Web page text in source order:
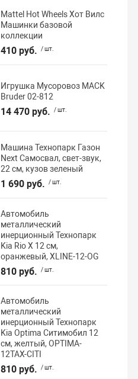
Mattel Hot Wheels Хот Вилс
Машинки базовой
коллекции
410 руб. / шт.
Игрушка Мусоровоз MACK
Bruder 02-812
14 470 руб. / шт.
Машина Технопарк Газон
Next Самосвал, свет-звук,
22 см, кузов зеленый
1 690 руб. / шт.
Автомобиль
металлический
инерционный Технопарк
Kia Rio X 12 см,
оранжевый, XLINE-12-OG
810 руб. / шт.
Автомобиль
металлический
инерционный Технопарк
Kia Optima Ситимобил 12
см, желтый, OPTIMA-
12TAX-CITI
810 руб. / шт.